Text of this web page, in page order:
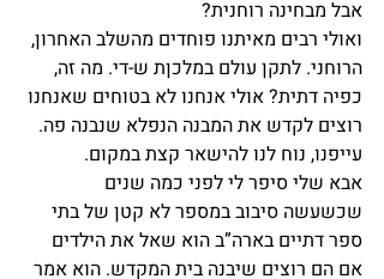
אבל מבחינה רוחנית?
ואולי רבים מאיתנו פוחדים מהשלב האחרון,
הרוחני. לתקן עולם במלכןת ש-די. מה זה,
כפיה דתית? אולי אנחנו לא בטוחים שאנחנו
רוצים לקדש את המבנה הנפלא שנבנה פה.
עייפנו, נוח לנו להישאר קצת במקום.
אבא שלי סיפר לי לפני כמה שנים
שכשעשה סיבוב במספר לא קטן של בתי
ספר דתיים בארה”ב הוא שאל את הילדים
אם הם רוצים שיבנה בית המקדש. הוא אמר